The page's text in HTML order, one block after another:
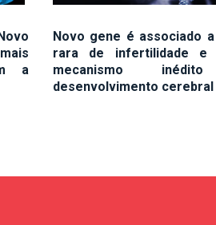
a
Novo gene é associado
rara de infertilidade e
mecanismo
desenvolvimento cerebral